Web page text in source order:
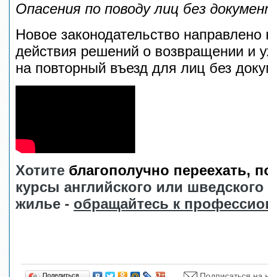
Опасения по поводу лиц без
Новое законодательство
действия решений о возвращении и
на повторный въезд для лиц без
Хотите благополучно переехать,
курсы английского или
жилье - обращайтесь к
Поделиться…